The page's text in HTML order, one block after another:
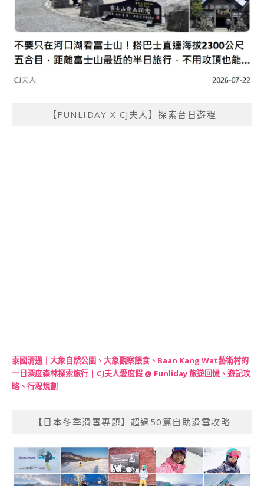
【FUNLIDAY X CJ夫人】探索台日遊程
泰國清邁｜大象自然公園、大象觀察餵食、Baan Kang Wat藝術村的
一日深度森林探索旅行 | CJ夫人愛度假 @ Funliday 旅遊回憶、遊記攻
略、行程規劃
【日本冬季滑雪專題】超過50篇自助滑雪攻略